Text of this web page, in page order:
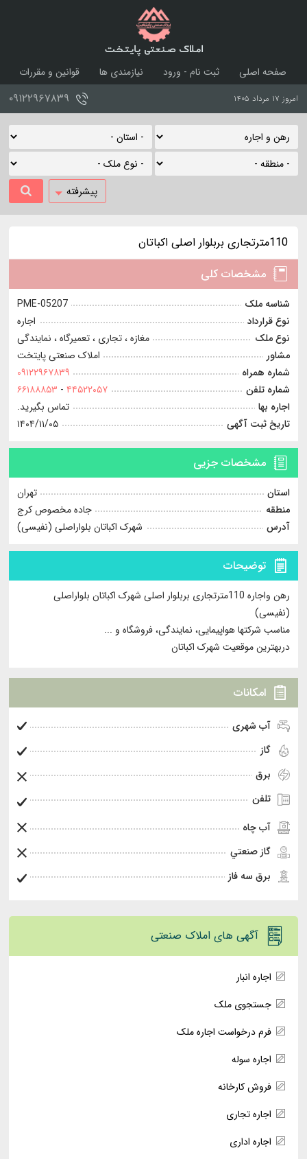
املاک صنعتی پایتخت
صفحه اصلی ثبت نام - ورود نیازمندی ها
قوانین و مقررات
امروز ۱۷ مرداد ۱۴۰۵ ۰۹۱۲۲۹۶۷۸۳۹
پیشرفته
110مترتجاری بربلوار اصلی اکباتان
مشخصات کلی
شناسه ملک
PME-05207
نوع قرارداد
اجاره
نوع ملک
مغازه ، تجاری ، تعمیرگاه ، نمایندگی
مشاور
املاک صنعتی پایتخت
شماره همراه
۰۹۱۲۲۹۶۷۸۳۹
شماره تلفن
۴۴۵۲۲۰۵۷ - ۶۶۱۸۸۸۵۳
اجاره بها
تماس بگیرید.
تاریخ ثبت آگهی
۱۴۰۴/۱۱/۰۵
مشخصات جزیی
استان
تهران
منطقه
جاده مخصوص کرج
آدرس
شهرک اکباتان بلواراصلی (نفیسی)
توضیحات
رهن واجاره 110مترتجاری بربلوار اصلی شهرک اکباتان بلواراصلی
(نفیسی)
مناسب شرکتها هواپیمایی، نمایندگی، فروشگاه و ...
دربهترین موقعیت شهرک اکباتان
امکانات
آب شهری
گاز
برق
تلفن
آب چاه
گاز صنعتي
برق سه فاز
آگهی های املاک صنعتی
اجاره انبار
جستجوی ملک
فرم درخواست اجاره ملک
اجاره سوله
فروش کارخانه
اجاره تجاری
اجاره اداری